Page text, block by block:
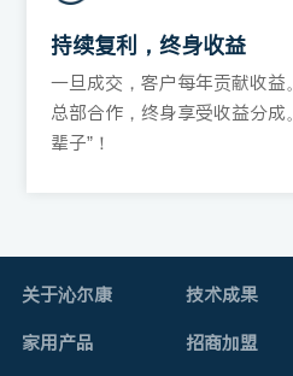
持续复利，终身收益
一旦成交，客户每年贡献收
总部合作，终身享受收益分成
辈子”！
关于沁尔康 技术成果
家用产品 招商加盟